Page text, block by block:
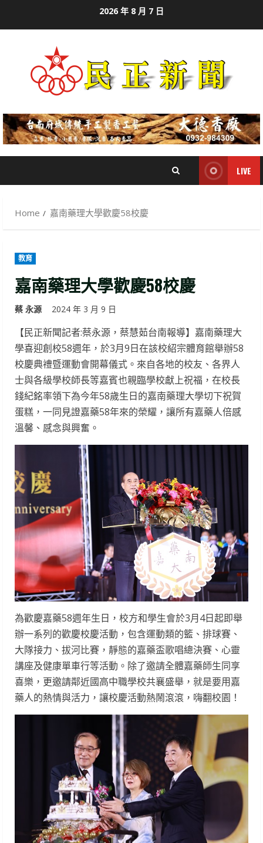
2026 年 8 月 7 日
LIVE
Home 嘉南藥理大學歡慶58校慶
教育
嘉南藥理大學歡慶58校慶
蔡 永源 2024 年 3 月 9 日
【民正新聞記者:蔡永源，蔡慧茹台南報導】嘉南藥理大
學喜迎創校58週年，於3月9日在該校紹宗體育館舉辦58
校慶典禮暨運動會開幕儀式。來自各地的校友、各界人
士與各級學校師長等嘉賓也親臨學校獻上祝福，在校長
錢紀銘率領下為今年58歲生日的嘉南藥理大學切下祝賀
蛋糕，一同見證嘉藥58年來的榮耀，讓所有嘉藥人倍感
溫馨、感念與興奮。
為歡慶嘉藥58週年生日，校方和學生會於3月4日起即舉
辦一系列的歡慶校慶活動，包含運動類的籃、排球賽、
大隊接力、拔河比賽，靜態的嘉藥盃歌唱總決賽、心靈
講座及健康單車行等活動。除了邀請全體嘉藥師生同享
喜樂，更邀請鄰近國高中職學校共襄盛舉，就是要用嘉
藥人的熱情與活力，讓校慶活動熱鬧滾滾，嗨翻校園！